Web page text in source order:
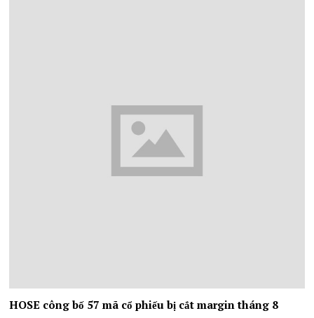
HOSE công bố 57 mã cổ phiếu bị cắt margin tháng 8